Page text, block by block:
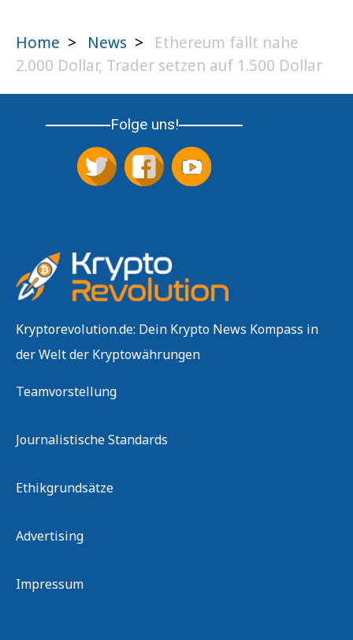
Home > News >
Ethereum fällt nahe
2.000 Dollar, Trader setzen auf 1.500 Dollar
Folge uns!
Kryptorevolution.de: Dein Krypto News Kompass in
der Welt der Kryptowährungen
Teamvorstellung
Journalistische Standards
Ethikgrundsätze
Advertising
Impressum